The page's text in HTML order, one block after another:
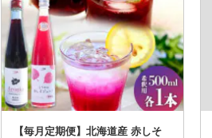
【毎月定期便】北海道産 赤しそ